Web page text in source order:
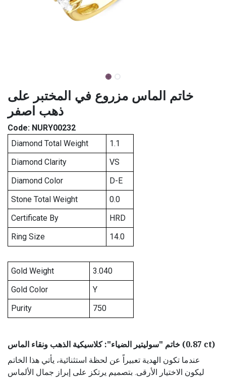
خاتم الماس مزروع في المختبر على
ذهب اصفر
Code: NURY00232
Diamond Total Weight
1.1
Diamond Clarity
VS
Diamond Color
D-E
Stone Total Weight
0.0
Certificate By
HRD
Ring Size
14.0
Gold Weight
3.040
Gold Color
Y
Purity
750
خاتم "سوليتير الضياء": كلاسيكية الذهب ونقاء الماس (0.87 ct)
عندما تكون الهدية تعبيراً عن لحظة استثنائية، يأتي هذا الخاتم
ليكون الاختيار الأرقى. بتصميم يرتكز على إبراز جمال الألماس